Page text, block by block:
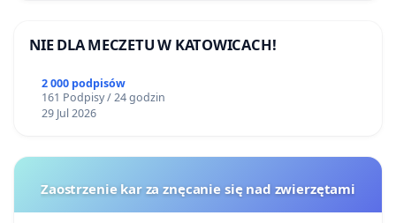
NIE DLA MECZETU W KATOWICACH!
2 000 podpisów
161 Podpisy / 24 godzin
29 Jul 2026
Zaostrzenie kar za znęcanie się nad zwierzętami